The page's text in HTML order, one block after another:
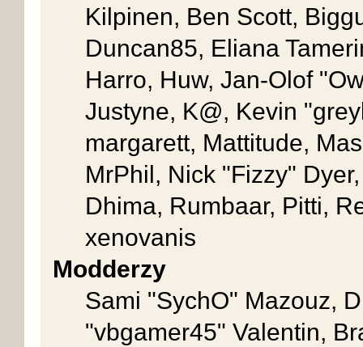
Kilpinen, Ben Scott,
Duncan85, Eliana
Harro, Huw, Jan-Olof
Justyne, K@, Kevin
margarett, Mattitude,
MrPhil, Nick "Fizzy"
Dhima, Rumbaar, Pitti,
xenovanis
Modderzy
Sami "SychO" Mazouz,
"vbgamer45" Valentin,